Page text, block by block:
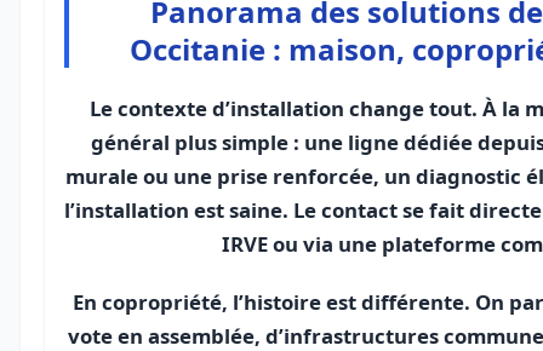
Panorama des solutions
Occitanie : maison,
Le contexte d’installation change tout. À la
général plus simple : une ligne dédiée
murale ou une prise renforcée, un diagnostic
l’installation est saine. Le contact se fait
IRVE ou via une plateforme
En copropriété, l’histoire est différente. On
vote en assemblée, d’infrastructures